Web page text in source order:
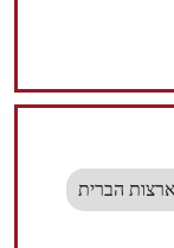
ארצות הברית